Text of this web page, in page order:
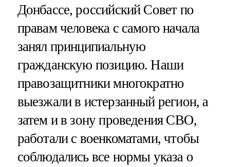
Донбассе, российский Совет по
правам человека с самого начала
занял принципиальную
гражданскую позицию. Наши
правозащитники многократно
выезжали в истерзанный регион, а
затем и в зону проведения СВО,
работали с военкоматами, чтобы
соблюдались все нормы указа о